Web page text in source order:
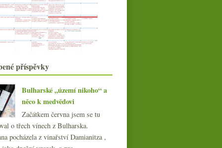
Šnečí i vinný neúspěch
Dvě podoby jednoho vína ze St.
Aubin
Tři malé víceméně vinné objevy
Clive Coates a vína Burgundska
první
Saint-Émilion přišel o klasifikaci…
Relaxuji na Šumavě… s bag-in-box
víny
Ryzlink Rýnský 2006 od Čebavu
Snobský příplatek za historii?
Proč navštívit likérku?
Dva ročníky růžového Cabernetu z
příspěvky
Bulharské „území nikoho“ a
něco k medvědovi
Začátkem června jsem se tu
o třech vínech z Bulharska.
pocházela z vinařství Damianitza ,